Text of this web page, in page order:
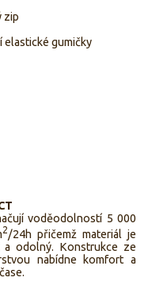
zip
elastické gumičky
voděodolností 5 000
2/24h přičemž materiál je
odolný. Konstrukce ze
nabídne komfort a